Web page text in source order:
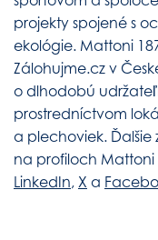
projekty spojené s
ekológie. Mattoni
Zálohujme.cz v
o dlhodobú
prostredníctvom
a plechoviek.
na profiloch Mattoni
LinkedIn, X a